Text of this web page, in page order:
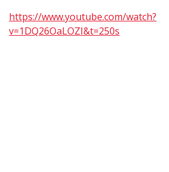
https://www.youtube.com/watch?
v=1DQ26OaLOZI&t=250s